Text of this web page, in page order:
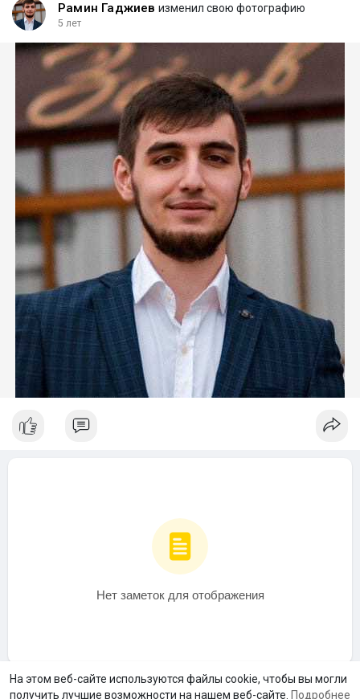
На этом веб-сайте используются файлы cookie, чтобы вы могли
получить лучшие возможности на нашем веб-сайте. Подробнее
Рамин Гаджиев изменил свою фотографию
5 лет
Нет заметок для отображения